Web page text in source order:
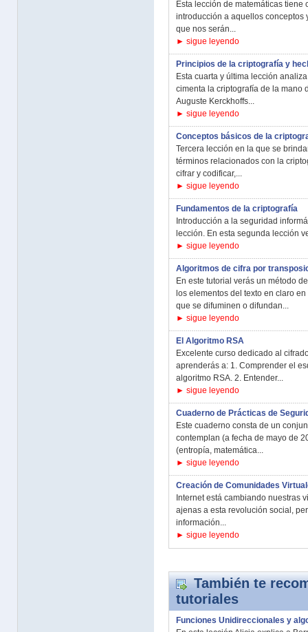
Esta lección de matemáticas
introducción a aquellos conceptos
que nos serán...
► sigue leyendo
Principios de la criptografía y
Esta cuarta y última lección
cimenta la criptografía de la mano
Auguste Kerckhoffs...
► sigue leyendo
Conceptos básicos de la
Tercera lección en la que se
términos relacionados con la
cifrar y codificar,...
► sigue leyendo
Fundamentos de la criptografía
Introducción a la seguridad
lección. En esta segunda lección
► sigue leyendo
Algoritmos de cifra por
En este tutorial verás un método
los elementos del texto en claro
que se difuminen o difundan...
► sigue leyendo
El Algoritmo RSA
Excelente curso dedicado al
aprenderás a: 1. Comprender el
algoritmo RSA. 2. Entender...
► sigue leyendo
Cuaderno de Prácticas de
Este cuaderno consta de un
contemplan (a fecha de mayo de
(entropía, matemática...
► sigue leyendo
Creación de Comunidades
Internet está cambiando nuestras
ajenas a esta revolución social,
información...
► sigue leyendo
También te
tutoriales
Funciones Unidireccionales y